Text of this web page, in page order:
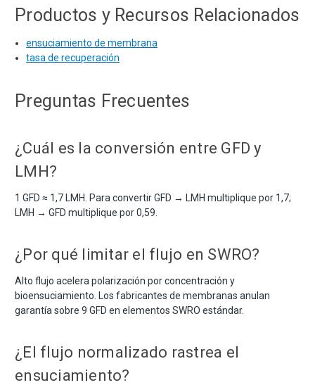
Productos y Recursos Relacionados
ensuciamiento de membrana
tasa de recuperación
Preguntas Frecuentes
¿Cuál es la conversión entre GFD y
LMH?
1 GFD ≈ 1,7 LMH. Para convertir GFD → LMH multiplique por 1,7;
LMH → GFD multiplique por 0,59.
¿Por qué limitar el flujo en SWRO?
Alto flujo acelera polarización por concentración y
bioensuciamiento. Los fabricantes de membranas anulan
garantía sobre 9 GFD en elementos SWRO estándar.
¿El flujo normalizado rastrea el
ensuciamiento?